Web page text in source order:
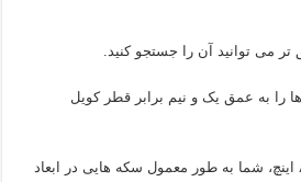
می توانید آن را جستجو کنید.
را به عمق یک و نیم برابر قطر کویل
با استفاده از کویل جستجو ۸ اینچ، شما به طور معمول سکه هایی در ابعاد